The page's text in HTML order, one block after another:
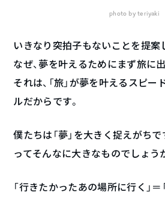
photo by teriyaki
いきなり突拍子もないことを提案
なぜ、夢を叶えるためにまず旅に
それは、「旅」が夢を叶えるスピ
ルだからです。
僕たちは「夢」を大きく捉えがちで
ってそんなに大きなものでしょう
「行きたかったあの場所に行く」＝